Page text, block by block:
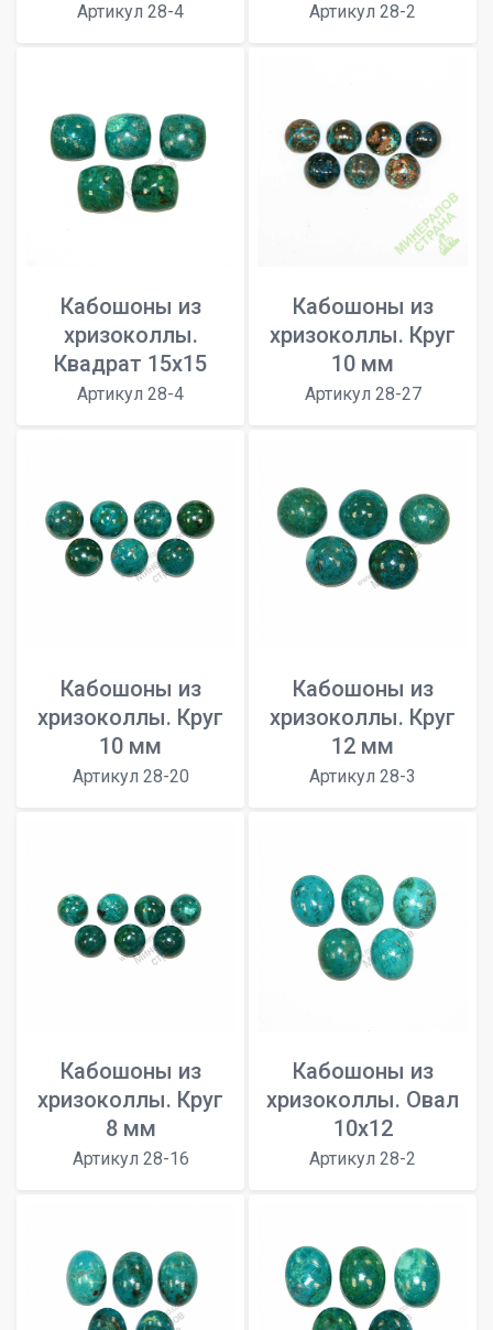
Артикул 28-4 Артикул 28-2
Кабошоны из
хризоколлы.
Квадрат 15х15
Артикул 28-4
Кабошоны из
хризоколлы. Круг
10 мм
Артикул 28-27
Кабошоны из
хризоколлы. Круг
10 мм
Артикул 28-20
Кабошоны из
хризоколлы. Круг
12 мм
Артикул 28-3
Кабошоны из
хризоколлы. Круг
8 мм
Артикул 28-16
Кабошоны из
хризоколлы. Овал
10х12
Артикул 28-2